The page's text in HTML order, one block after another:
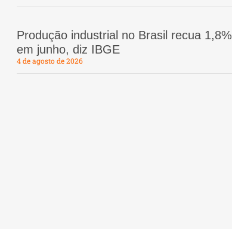
Produção industrial no Brasil recua 1,8%
em junho, diz IBGE
4 de agosto de 2026